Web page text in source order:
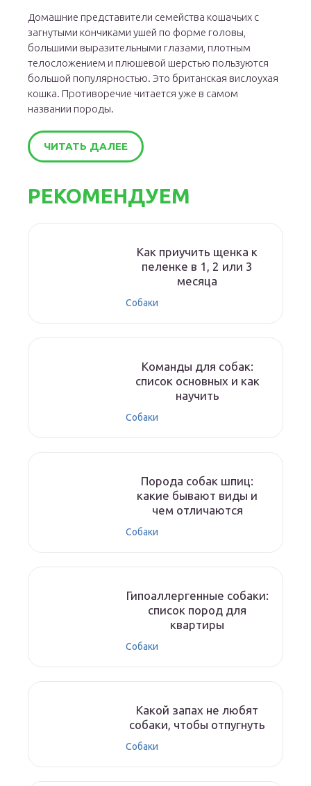
Домашние представители семейства кошачьих с
загнутыми кончиками ушей по форме головы,
большими выразительными глазами, плотным
телосложением и плюшевой шерстью пользуются
большой популярностью. Это британская вислоухая
кошка. Противоречие читается уже в самом
названии породы.
ЧИТАТЬ ДАЛЕЕ
РЕКОМЕНДУЕМ
Как приучить щенка к
пеленке в 1, 2 или 3
месяца
Собаки
Команды для собак:
список основных и как
научить
Собаки
Порода собак шпиц:
какие бывают виды и
чем отличаются
Собаки
Гипоаллергенные собаки:
список пород для
квартиры
Собаки
Какой запах не любят
собаки, чтобы отпугнуть
Собаки